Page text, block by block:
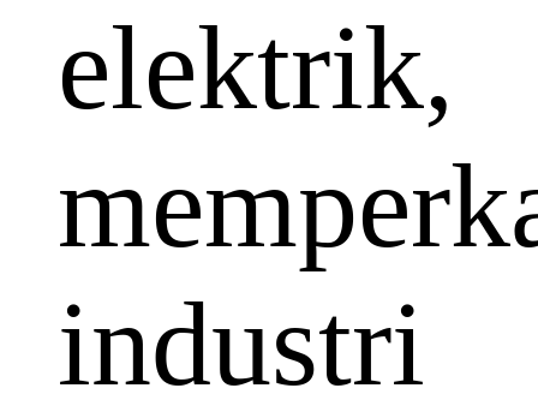
elektrik,
industri